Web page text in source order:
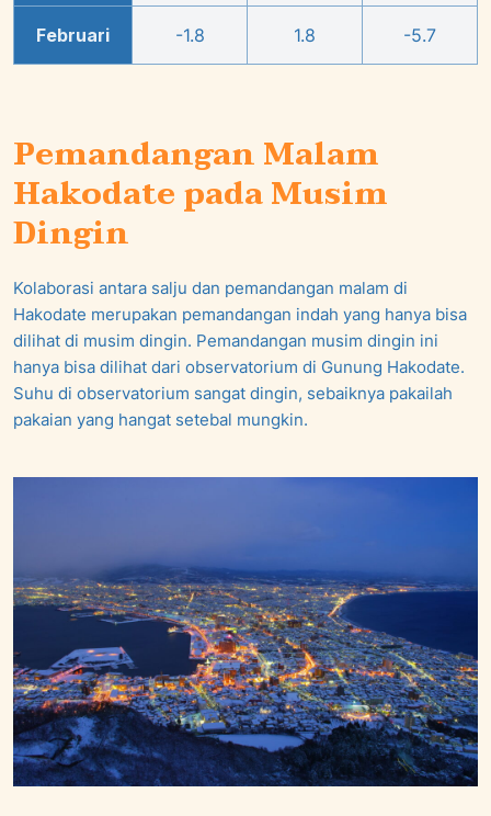
Februari -1.8 1.8 -5.7
Pemandangan Malam
Hakodate pada Musim
Dingin
Kolaborasi antara salju dan pemandangan malam di
Hakodate merupakan pemandangan indah yang hanya bisa
dilihat di musim dingin. Pemandangan musim dingin ini
hanya bisa dilihat dari observatorium di Gunung Hakodate.
Suhu di observatorium sangat dingin, sebaiknya pakailah
pakaian yang hangat setebal mungkin.